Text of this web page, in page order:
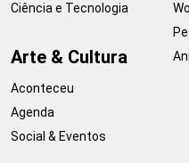
Ciência e Tecnologia
Arte & Cultura
Aconteceu
Agenda
Social & Eventos